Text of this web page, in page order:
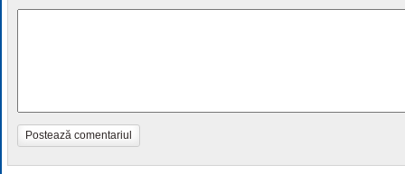
Postează comentariul